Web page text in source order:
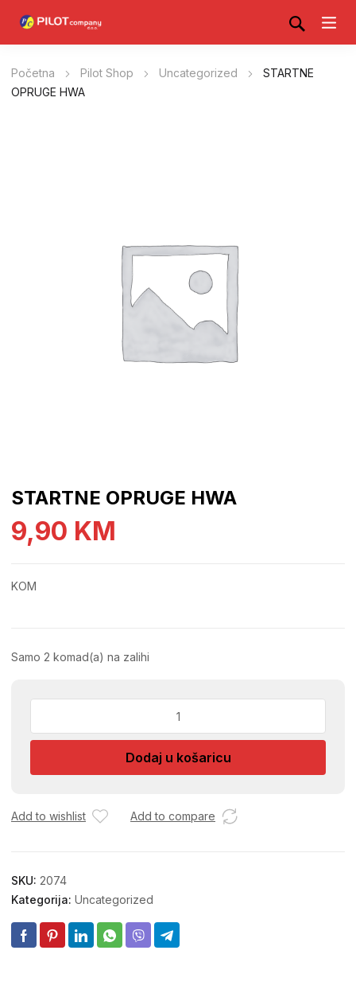
Početna Pilot Shop Uncategorized
STARTNE
OPRUGE HWA
STARTNE OPRUGE HWA
9,90 KM
KOM
Samo 2 komad(a) na zalihi
HWA
Dodaj u košaricu
Add to wishlist Add to compare
SKU: 2074
Kategorija: Uncategorized